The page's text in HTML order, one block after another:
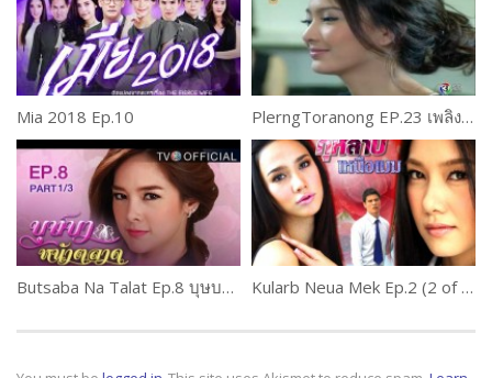
Mia 2018 Ep.10 PlerngToranong EP.23 เพลิงทระนง
Butsaba Na Talat Ep.8 บุษบาหน้าตลาด Kularb Neua Mek Ep.2 (2 of 2) กุหลาบเหนือเมฆ